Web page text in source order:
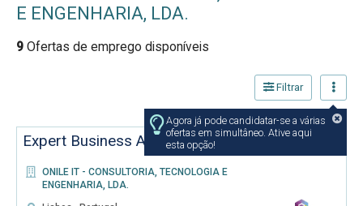
E ENGENHARIA, LDA.
9 Ofertas de emprego disponíveis
Agora já pode candidatar-se a várias
ofertas em simultâneo. Ative aqui
esta opção!
Filtrar
Expert Business Analyst (m/f)
ONILE IT - CONSULTORIA, TECNOLOGIA E
ENGENHARIA, LDA.